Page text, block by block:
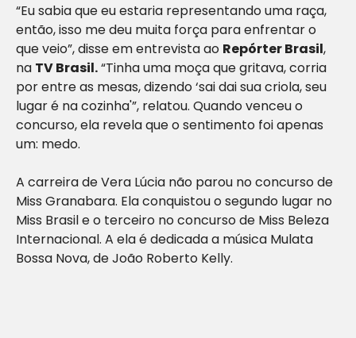
“Eu sabia que eu estaria representando uma raça,
então, isso me deu muita força para enfrentar o
que veio”, disse em entrevista ao Repórter Brasil,
na TV Brasil.“Tinha uma moça que gritava, corria
por entre as mesas, dizendo ‘sai dai sua criola, seu
lugar é na cozinha'”, relatou. Quando venceu o
concurso, ela revela que o sentimento foi apenas
um: medo.
A carreira de Vera Lúcia não parou no concurso de
Miss Granabara. Ela conquistou o segundo lugar no
Miss Brasil e o terceiro no concurso de Miss Beleza
Internacional. A ela é dedicada a música Mulata
Bossa Nova, de João Roberto Kelly.